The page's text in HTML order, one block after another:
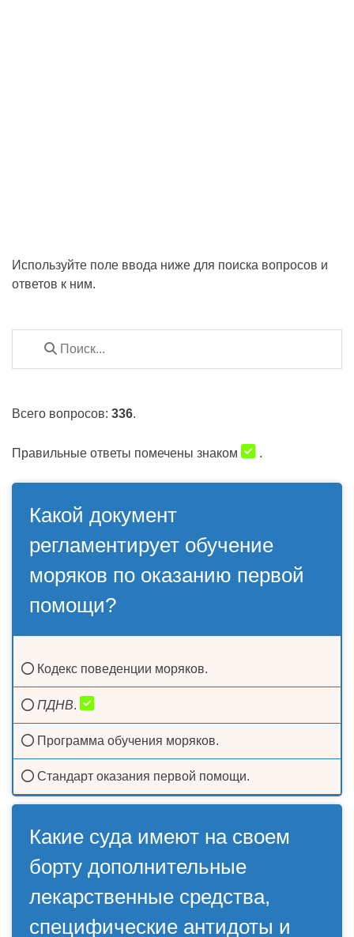
Используйте поле ввода ниже для поиска вопросов и
ответов к ним.
Всего вопросов: 336.
Правильные ответы помечены знаком .
Какой документ
регламентирует обучение
моряков по оказанию первой
помощи?
Кодекс поведенции моряков.
ПДНВ.
Программа обучения моряков.
Стандарт оказания первой помощи.
Какие суда имеют на своем
борту дополнительные
лекарственные средства,
специфические антидоты и